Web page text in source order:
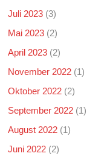
Juli 2023 (3)
Mai 2023 (2)
April 2023 (2)
November 2022 (1)
Oktober 2022 (2)
September 2022 (1)
August 2022 (1)
Juni 2022 (2)